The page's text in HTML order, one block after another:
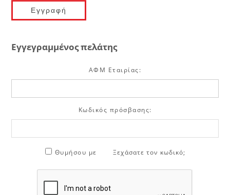
Εγγεγραμμένος πελάτης
ΑΦΜ Εταιρίας:
Κωδικός πρόσβασης:
Θυμήσου με Ξεχάσατε τον κωδικό;